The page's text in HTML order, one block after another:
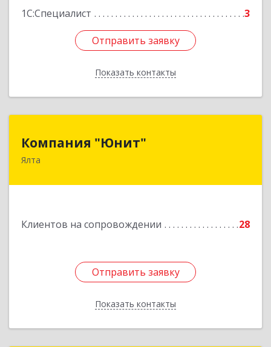
1С:Специалист
3
Отправить заявку
Показать контакты
Отправить заявку
Назад
Компания "Юнит"
Ялта
Клиентов на сопровождении 28
Отправить заявку
Показать контакты
298600, Крым Респ, Ялта г, Васильева ул, дом №
Отправить заявку
Назад